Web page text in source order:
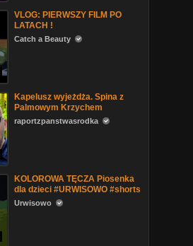
VLOG: PIERWSZY FILM PO
LATACH !
Catch a Beauty
Kapelusz wyjeżdża. Spina z
Palmowym Krzychem
raportzpanstwasrodka
KOLOROWA TĘCZA Piosenka
dla dzieci #URWISOWO #shorts
Urwisowo